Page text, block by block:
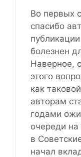
Во первых
спасибо
болезнен
Наверное,
этого
как
авторам
годами
очереди на
в
начал